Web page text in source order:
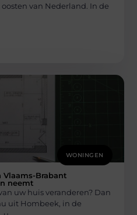
van Nederland. In de
WONINGEN
Brabant
neemt
uw huis veranderen? Dan
uit Hombeek, in de